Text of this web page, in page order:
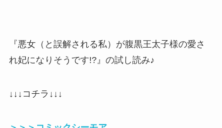
『悪女（と誤解される私）が腹黒王太子様の愛さ
れ妃になりそうです!?』の試し読み♪
↓↓↓コチラ↓↓↓